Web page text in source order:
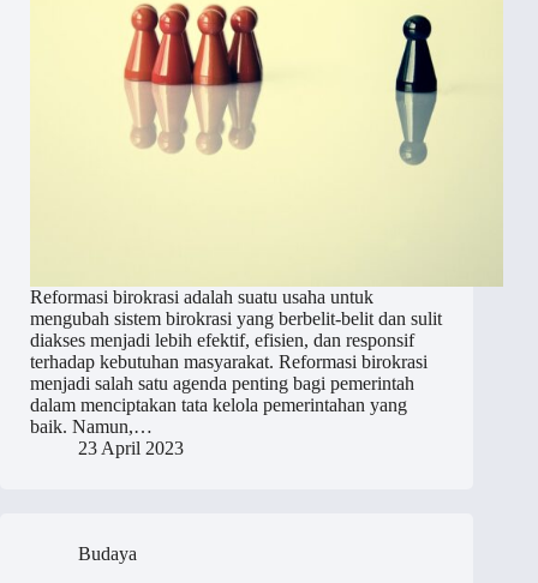
Reformasi birokrasi adalah suatu usaha untuk
mengubah sistem birokrasi yang berbelit-belit dan sulit
diakses menjadi lebih efektif, efisien, dan responsif
terhadap kebutuhan masyarakat. Reformasi birokrasi
menjadi salah satu agenda penting bagi pemerintah
dalam menciptakan tata kelola pemerintahan yang
baik. Namun,…
23 April 2023
Budaya